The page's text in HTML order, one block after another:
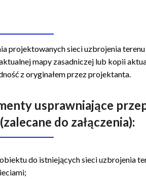
projektowanych sieci uzbrojenia
mapy zasadniczej lub kopii
z oryginałem przez projektanta.
usprawniające
do załączenia):
do istniejących sieci uzbrojenia